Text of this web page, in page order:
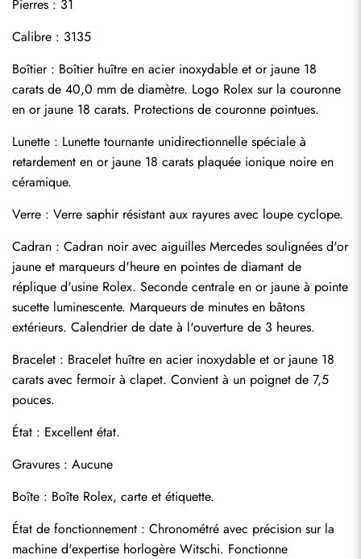
Pierres : 31
Calibre : 3135
Boîtier : Boîtier huître en acier inoxydable et or jaune 18
carats de 40,0 mm de diamètre. Logo Rolex sur la couronne
en or jaune 18 carats. Protections de couronne pointues.
Lunette : Lunette tournante unidirectionnelle spéciale à
retardement en or jaune 18 carats plaquée ionique noire en
céramique.
Verre : Verre saphir résistant aux rayures avec loupe cyclope.
Cadran : Cadran noir avec aiguilles Mercedes soulignées d'or
jaune et marqueurs d'heure en pointes de diamant de
réplique d'usine Rolex. Seconde centrale en or jaune à pointe
sucette luminescente. Marqueurs de minutes en bâtons
extérieurs. Calendrier de date à l'ouverture de 3 heures.
Bracelet : Bracelet huître en acier inoxydable et or jaune 18
carats avec fermoir à clapet. Convient à un poignet de 7,5
pouces.
État : Excellent état.
Gravures : Aucune
Boîte : Boîte Rolex, carte et étiquette.
État de fonctionnement : Chronométré avec précision sur la
machine d'expertise horlogère Witschi. Fonctionne
Envoyer